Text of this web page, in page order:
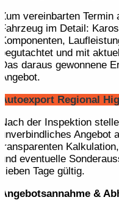
Zum vereinbarten
Fahrzeug im Detail:
Komponenten,
begutachtet und mit
Das daraus gewonnene
Angebot.
Autoexport Regional
Nach der Inspektion
unverbindliches
transparenten
und eventuelle
sieben Tage gültig.
Angebotsannahme &